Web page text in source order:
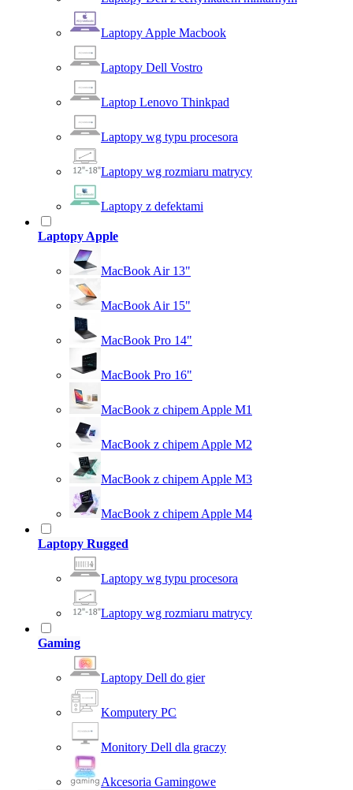
Laptopy Apple Macbook
Laptopy Dell Vostro
Laptop Lenovo Thinkpad
Laptopy wg typu procesora
Laptopy wg rozmiaru matrycy
Laptopy z defektami
Laptopy Apple
MacBook Air 13"
MacBook Air 15"
MacBook Pro 14"
MacBook Pro 16"
MacBook z chipem Apple M1
MacBook z chipem Apple M2
MacBook z chipem Apple M3
MacBook z chipem Apple M4
Laptopy Rugged
Laptopy wg typu procesora
Laptopy wg rozmiaru matrycy
Gaming
Laptopy Dell do gier
Komputery PC
Monitory Dell dla graczy
Akcesoria Gamingowe